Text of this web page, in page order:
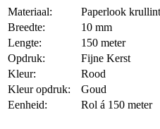
Materiaal:
Paperlook krullint
Breedte:
10 mm
Lengte:
150 meter
Opdruk:
Fijne Kerst
Kleur:
Rood
Kleur opdruk:
Goud
Eenheid:
Rol á 150 meter